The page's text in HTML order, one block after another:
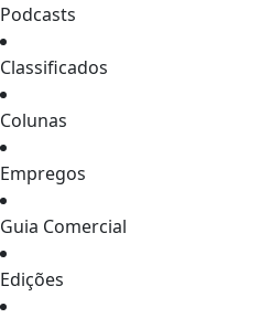
Podcasts
Classificados
Colunas
Empregos
Guia Comercial
Edições